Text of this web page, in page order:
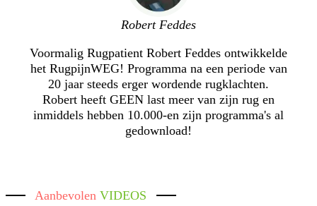
Robert Feddes
Voormalig Rugpatient Robert Feddes ontwikkelde
het RugpijnWEG! Programma na een periode van
20 jaar steeds erger wordende rugklachten.
Robert heeft GEEN last meer van zijn rug en
inmiddels hebben 10.000-en zijn programma's al
gedownload!
AanbevolenVIDEOS